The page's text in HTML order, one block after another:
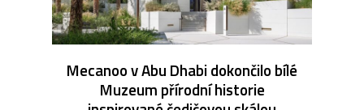
Mecanoo v Abu Dhabi dokončilo bílé
Muzeum přírodní historie